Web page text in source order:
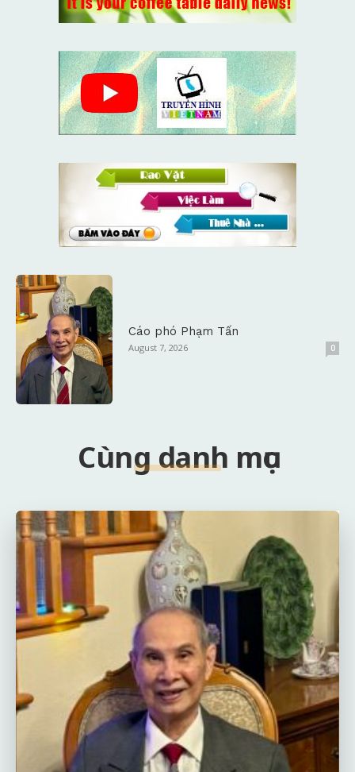
Cáo phó Phạm Tấn
August 7, 2026 0
Cùng danh mục